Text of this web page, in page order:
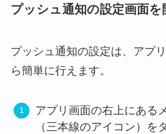
プッシュ通知の設定画面を
プッシュ通知の設定は、アプ
ら簡単に行えます。
アプリ画面の右上にある
（三本線のアイコン）を